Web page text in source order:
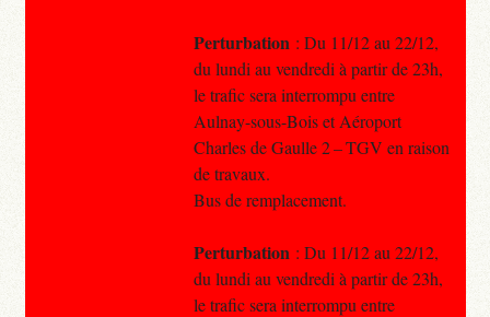
Perturbation : Du 11/12 au 22/12,
du lundi au vendredi à partir de 23h,
le trafic sera interrompu entre
Aulnay-sous-Bois et Aéroport
Charles de Gaulle 2 – TGV en raison
de travaux.
Bus de remplacement.
Perturbation : Du 11/12 au 22/12,
du lundi au vendredi à partir de 23h,
le trafic sera interrompu entre